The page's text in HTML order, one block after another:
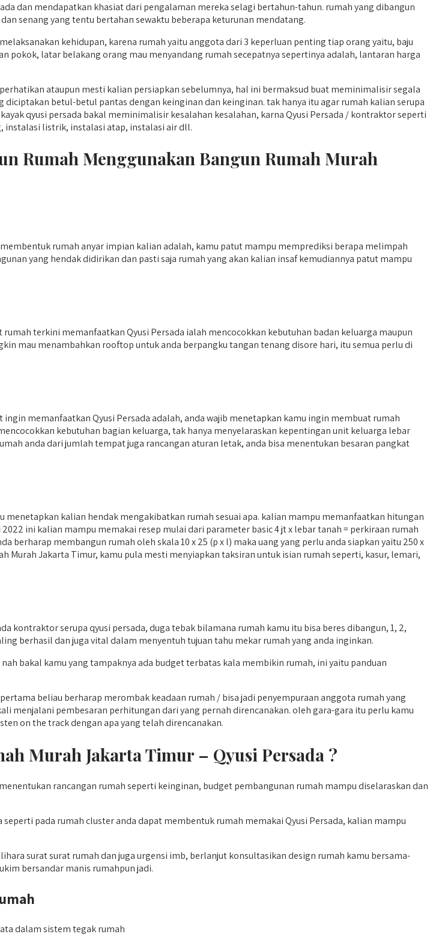
dan mendapatkan khasiat dari pengalaman mereka selagi bertahun-tahun. rumah yang dibangun
senang yang tentu bertahan sewaktu beberapa keturunan mendatang.
kehidupan, karena rumah yaitu anggota dari 3 keperluan penting tiap orang yaitu, baju
pokok, latar belakang orang mau menyandang rumah secepatnya sepertinya adalah, lantaran harga
ataupun mesti kalian persiapkan sebelumnya, hal ini bermaksud buat meminimalisir segala
betul-betul pantas dengan keinginan dan keinginan. tak hanya itu agar rumah kalian serupa
qyusi persada bakal meminimalisir kesalahan kesalahan, karna Qyusi Persada / kontraktor seperti
instalasi listrik, instalasi atap, instalasi air dll.
Rumah Menggunakan Bangun Rumah Murah
rumah anyar impian kalian adalah, kamu patut mampu memprediksi berapa melimpah
yang hendak didirikan dan pasti saja rumah yang akan kalian insaf kemudiannya patut mampu
terkini memanfaatkan Qyusi Persada ialah mencocokkan kebutuhan badan keluarga maupun
mau menambahkan rooftop untuk anda berpangku tangan tenang disore hari, itu semua perlu di
memanfaatkan Qyusi Persada adalah, anda wajib menetapkan kamu ingin membuat rumah
kebutuhan bagian keluarga, tak hanya menyelaraskan kepentingan unit keluarga lebar
anda dari jumlah tempat juga rancangan aturan letak, anda bisa menentukan besaran pangkat
kalian hendak mengakibatkan rumah sesuai apa. kalian mampu memanfaatkan hitungan
ini kalian mampu memakai resep mulai dari parameter basic 4 jt x lebar tanah = perkiraan rumah
berharap membangun rumah oleh skala 10 x 25 (p x l) maka uang yang perlu anda siapkan yaitu 250 x
Murah Jakarta Timur, kamu pula mesti menyiapkan taksiran untuk isian rumah seperti, kasur, lemari,
kontraktor serupa qyusi persada, duga tebak bilamana rumah kamu itu bisa beres dibangun, 1, 2,
berhasil dan juga vital dalam menyentuh tujuan tahu mekar rumah yang anda inginkan.
bakal kamu yang tampaknya ada budget terbatas kala membikin rumah, ini yaitu panduan
beliau berharap merombak keadaan rumah / bisa jadi penyempuraan anggota rumah yang
menjalani pembesaran perhitungan dari yang pernah direncanakan. oleh gara-gara itu perlu kamu
on the track dengan apa yang telah direncanakan.
Murah Jakarta Timur – Qyusi Persada ?
rancangan rumah seperti keinginan, budget pembangunan rumah mampu diselaraskan dan
pada rumah cluster anda dapat membentuk rumah memakai Qyusi Persada, kalian mampu
surat surat rumah dan juga urgensi imb, berlanjut konsultasikan design rumah kamu bersama-
bersandar manis rumahpun jadi.
dalam sistem tegak rumah